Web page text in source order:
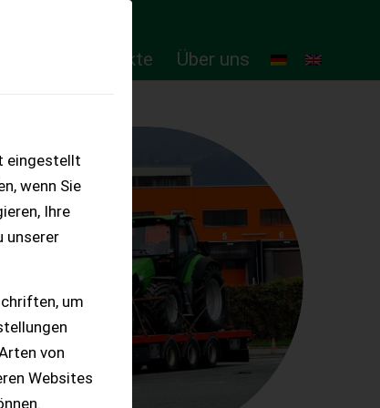
eingestellt
wenn Sie
Ihre
unserer
um
von
Websites
Online-Produkte Über uns